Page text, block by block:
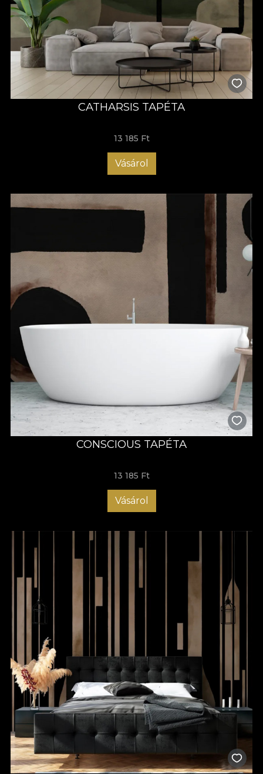
CATHARSIS TAPÉTA
13 185 Ft
Vásárol
CONSCIOUS TAPÉTA
13 185 Ft
Vásárol